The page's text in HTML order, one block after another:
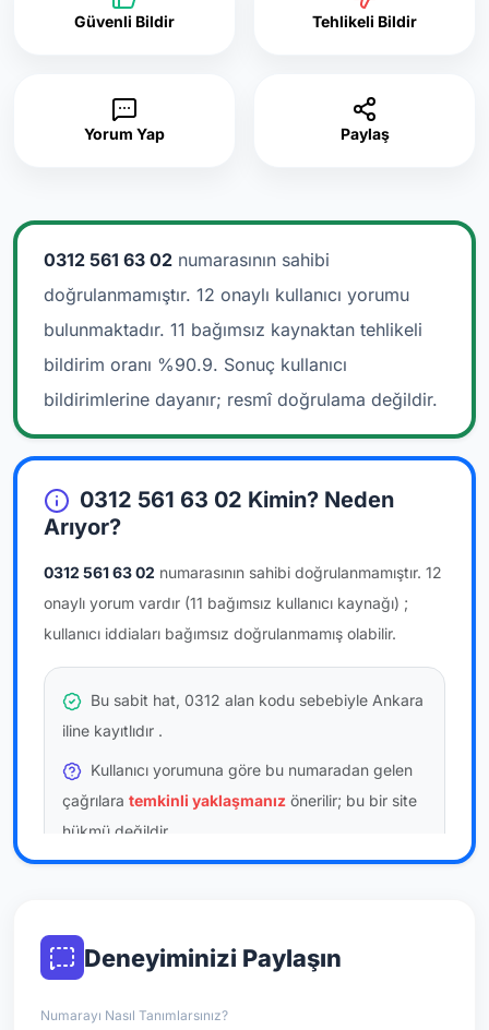
Güvenli Bildir Tehlikeli Bildir
Yorum Yap Paylaş
0312 561 63 02 numarasının sahibi
doğrulanmamıştır. 12 onaylı kullanıcı yorumu
bulunmaktadır. 11 bağımsız kaynaktan tehlikeli
bildirim oranı %90.9. Sonuç kullanıcı
bildirimlerine dayanır; resmî doğrulama değildir.
0312 561 63 02 Kimin? Neden
Arıyor?
0312 561 63 02 numarasının sahibi doğrulanmamıştır. 12
onaylı yorum vardır (11 bağımsız kullanıcı kaynağı) ;
kullanıcı iddiaları bağımsız doğrulanmamış olabilir.
Bu sabit hat, 0312 alan kodu sebebiyle Ankara
iline kayıtlıdır .
Kullanıcı yorumuna göre bu numaradan gelen
çağrılara temkinli yaklaşmanız önerilir; bu bir site
hükmü değildir.
Bu bilgiler onaylı kullanıcı bildirimlerine dayanır;
*Not: Değerlendirmeler onaylı kullanıcı yorumlarına göre
Deneyiminizi Paylaşın
Numarayı Nasıl Tanımlarsınız?